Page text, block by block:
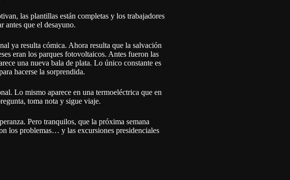
las plantillas están completas y los trabajadores
antes que el desayuno.
ya resulta cómica. Ahora resulta que la salvación
eran los parques fotovoltaicos. Antes fueron las
una nueva bala de plata. Lo único constante es
hacerse la sorprendida.
Lo mismo aparece en una termoeléctrica que en
toma nota y sigue viaje.
Pero tranquilos, que la próxima semana
los problemas… y las excursiones presidenciales